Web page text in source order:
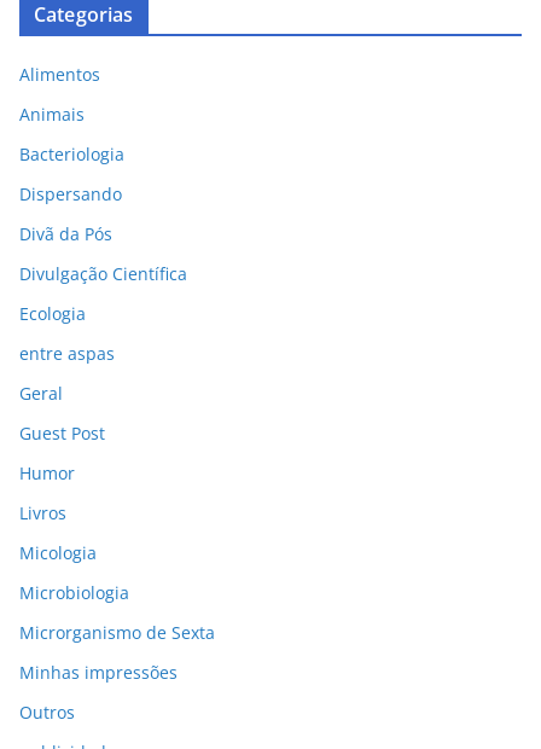
Categorias
Alimentos
Animais
Bacteriologia
Dispersando
Divã da Pós
Divulgação Científica
Ecologia
entre aspas
Geral
Guest Post
Humor
Livros
Micologia
Microbiologia
Microrganismo de Sexta
Minhas impressões
Outros